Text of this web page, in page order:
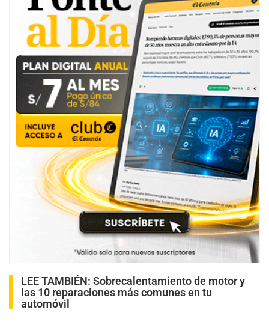
LEE TAMBIÉN: Sobrecalentamiento de motor y
las 10 reparaciones más comunes en tu
automóvil